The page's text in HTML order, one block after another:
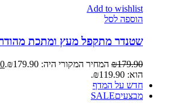
Add to wishlist
הוספה לסל
שטנדר מתקפל מעץ ומתכת
₪179.90 המחיר המקורי היה: ₪179.90.
הוא: ₪119.90.
חדש על המדף
מבצעיםSALE